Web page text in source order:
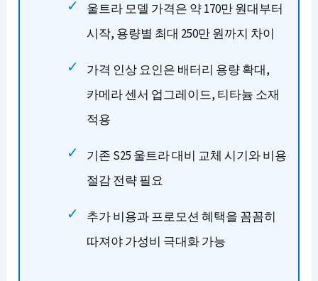
울트라 모델 가격은 약 170만 원대부터
시작, 용량별 최대 250만 원까지 차이
가격 인상 요인은 배터리 용량 확대,
카메라 센서 업그레이드, 티타늄 소재
적용
기존 S25 울트라 대비 교체 시기와 비용
절감 전략 필요
추가 비용과 프로모션 혜택을 꼼꼼히
따져야 가성비 극대화 가능